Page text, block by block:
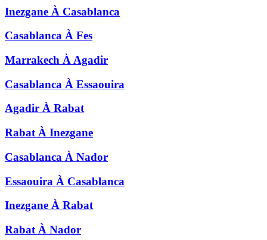
Inezgane À Casablanca
Casablanca À Fes
Marrakech À Agadir
Casablanca À Essaouira
Agadir À Rabat
Rabat À Inezgane
Casablanca À Nador
Essaouira À Casablanca
Inezgane À Rabat
Rabat À Nador